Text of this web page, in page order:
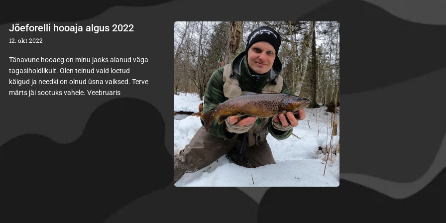
Jõeforelli hooaja algus 2022
12. okt 2022
Tänavune hooaeg on minu jaoks alanud väga
tagasihoidlikult. Olen teinud vaid loetud
käigud ja needki on olnud üsna vaiksed. Terve
märts jäi sootuks vahele. Veebruaris